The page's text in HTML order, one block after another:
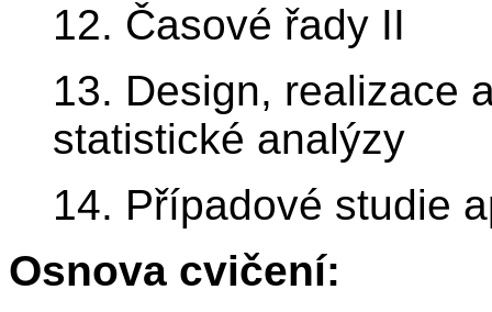
12. Časové řady II
13. Design, realizace
statistické analýzy
14. Případové studie
Osnova cvičení: